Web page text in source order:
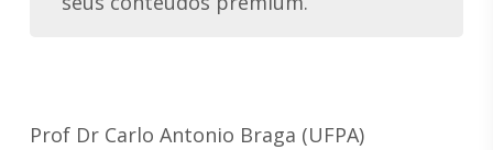
Prof Dr Carlo Antonio Braga (UFPA)